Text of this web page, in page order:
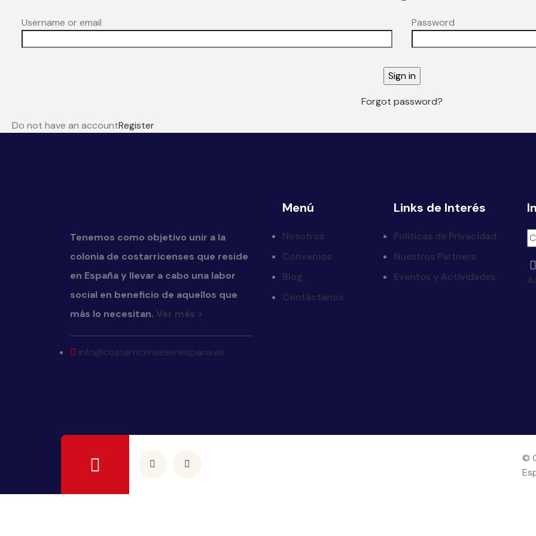
Username or email Password
Forgot password?
Do not have an accountRegister
Tenemos como objetivo unir a la
colonia de costarricenses que reside
en España y llevar a cabo una labor
social en beneficio de aquellos que
más lo necesitan. Ver más >
info@costarricensesenespana.es
Menú
Nosotros
Convenios
Blog
Contáctanos
Links de Interés
Políticas de Privacidad
Nuestros Partners
Eventos y Actividades
©